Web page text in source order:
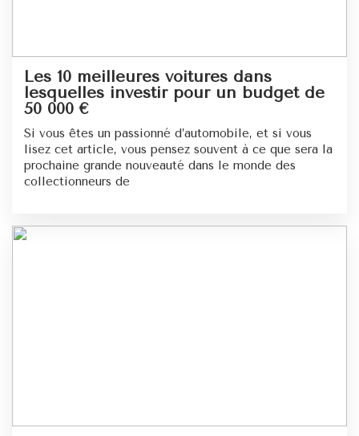
Les 10 meilleures voitures dans
lesquelles investir pour un budget de
50 000 €
Si vous êtes un passionné d’automobile, et si vous
lisez cet article, vous pensez souvent à ce que sera la
prochaine grande nouveauté dans le monde des
collectionneurs de